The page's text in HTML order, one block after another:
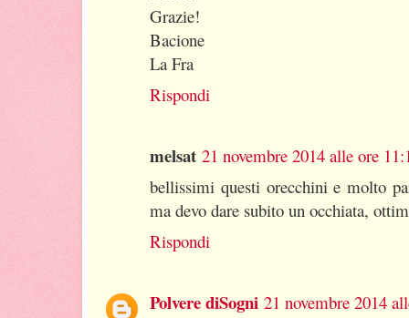
Grazie!
Bacione
La Fra
Rispondi
melsat 21 novembre 2014 alle ore
bellissimi questi orecchini e molto
ma devo dare subito un occhiata,
Rispondi
Polvere diSogni 21 novembre 2014